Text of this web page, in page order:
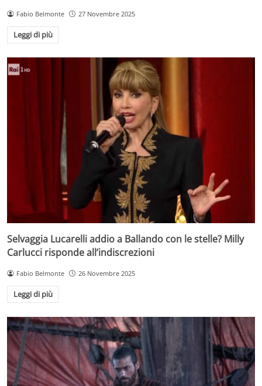
Fabio Belmonte 27 Novembre 2025
Leggi di più
Selvaggia Lucarelli addio a Ballando con le stelle? Milly
Carlucci risponde all’indiscrezioni
Fabio Belmonte 26 Novembre 2025
Leggi di più